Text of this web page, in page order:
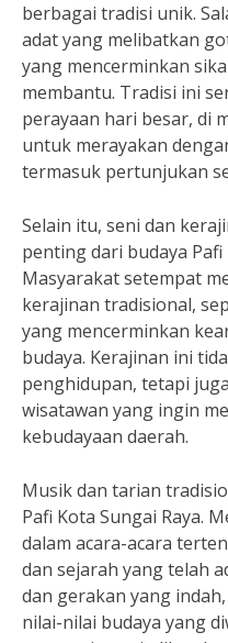
berbagai tradisi unik.
adat yang melibatkan
yang mencerminkan
membantu. Tradisi ini
perayaan hari besar, di
untuk merayakan
termasuk pertunjukan
Selain itu, seni dan
penting dari budaya Pafi
Masyarakat setempat
kerajinan tradisional,
yang mencerminkan
budaya. Kerajinan ini
penghidupan, tetapi
wisatawan yang ingin
kebudayaan daerah.
Musik dan tarian
Pafi Kota Sungai Raya.
dalam acara-acara
dan sejarah yang telah
dan gerakan yang
nilai-nilai budaya yang